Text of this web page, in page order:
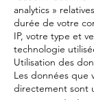
analytics »
durée de votre
IP, votre type et
technologie
Utilisation des
Les données que
directement sont